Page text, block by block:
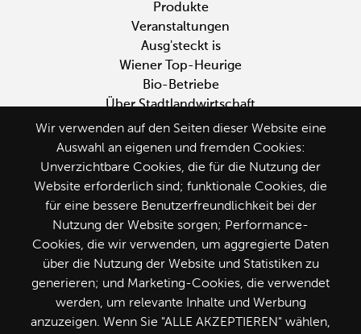
Produkte
Veranstaltungen
Ausg'steckt is
Wiener Top-Heurige
Bio-Betriebe
Über Stadtlandwirtschaft
Wir verwenden auf den Seiten dieser Website eine
Auswahl an eigenen und fremden Cookies:
Unverzichtbare Cookies, die für die Nutzung der
Website erforderlich sind; funktionale Cookies, die
für eine bessere Benutzerfreundlichkeit bei der
Nutzung der Website sorgen; Performance-
Cookies, die wir verwenden, um aggregierte Daten
über die Nutzung der Website und Statistiken zu
generieren; und Marketing-Cookies, die verwendet
werden, um relevante Inhalte und Werbung
anzuzeigen. Wenn Sie "ALLE AKZEPTIEREN" wählen,
Seite weiterempfehlen
Folge uns